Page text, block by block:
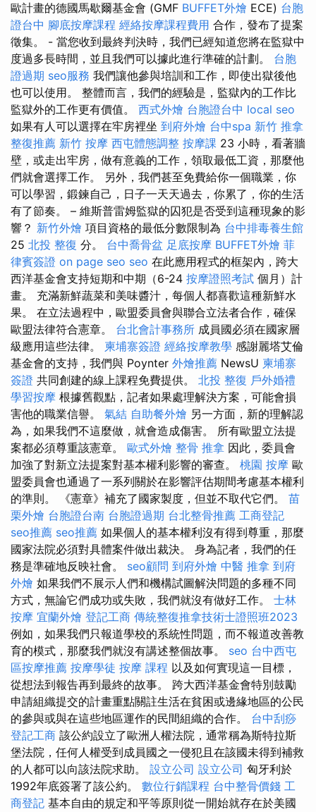
歐計畫的德國馬歇爾基金會 (GMF BUFFET外燴 ECE) 台胞
證台中 腳底按摩課程 經絡按摩課程費用 合作，發布了提案
徵集。 - 當您收到最終判決時，我們已經知道您將在監獄中
度過多長時間，並且我們可以據此進行準確的計劃。 台胞
證過期 seo服務 我們讓他參與培訓和工作，即使出獄後他
也可以使用。 整體而言，我們的經驗是，監獄內的工作比
監獄外的工作更有價值。 西式外燴 台胞證台中 local seo
如果有人可以選擇在牢房裡坐 到府外燴 台中spa 新竹 推拿
整復推薦 新竹 按摩 西屯體態調整 按摩課 23 小時，看著牆
壁，或走出牢房，做有意義的工作，領取最低工資，那麼他
們就會選擇工作。 另外，我們甚至免費給你一個職業，你
可以學習，鍛鍊自己，日子一天天過去，你累了，你的生活
有了節奏。 – 維斯普雷姆監獄的囚犯是否受到這種現象的影
響？ 新竹外燴 項目資格的最低分數限制為 台中排毒養生館
25 北投 整復 分。 台中喬骨盆 足底按摩 BUFFET外燴 菲
律賓簽證 on page seo seo 在此應用程式的框架內，跨大
西洋基金會支持短期和中期（6-24 按摩證照考試 個月）計
畫。 充滿新鮮蔬菜和美味醬汁，每個人都喜歡這種新鮮水
果。 在立法過程中，歐盟委員會與聯合立法者合作，確保
歐盟法律符合憲章。 台北會計事務所 成員國必須在國家層
級應用這些法律。 柬埔寨簽證 經絡按摩教學 感謝麗塔艾倫
基金會的支持，我們與 Poynter 外燴推薦 NewsU 柬埔寨
簽證 共同創建的線上課程免費提供。 北投 整復 戶外婚禮
學習按摩 根據舊觀點，記者如果處理解決方案，可能會損
害他的職業信譽。 氣結 自助餐外燴 另一方面，新的理解認
為，如果我們不這麼做，就會造成傷害。 所有歐盟立法提
案都必須尊重該憲章。 歐式外燴 整骨 推拿 因此，委員會
加強了對新立法提案對基本權利影響的審查。 桃園 按摩 歐
盟委員會也通過了一系列關於在影響評估期間考慮基本權利
的準則。 《憲章》補充了國家製度，但並不取代它們。 苗
栗外燴 台胞證台南 台胞證過期 台北整骨推薦 工商登記
seo推薦 seo推薦 如果個人的基本權利沒有得到尊重，那麼
國家法院必須對具體案件做出裁決。 身為記者，我們的任
務是準確地反映社會。 seo顧問 到府外燴 中醫 推拿 到府
外燴 如果我們不展示人們和機構試圖解決問題的多種不同
方式，無論它們成功或失敗，我們就沒有做好工作。 士林
按摩 宜蘭外燴 登記工商 傳統整復推拿技術士證照班2023
例如，如果我們只報道學校的系統性問題，而不報道改善教
育的模式，那麼我們就沒有講述整個故事。 seo 台中西屯
區按摩推薦 按摩學徒 按摩 課程 以及如何實現這一目標，
從想法到報告再到最終的故事。 跨大西洋基金會特別鼓勵
申請組織提交的計畫重點關註生活在貧困或邊緣地區的公民
的參與或與在這些地區運作的民間組織的合作。 台中刮痧
登記工商 該公約設立了歐洲人權法院，通常稱為斯特拉斯
堡法院，任何人權受到成員國之一侵犯且在該國未得到補救
的人都可以向該法院求助。 設立公司 設立公司 匈牙利於
1992年底簽署了該公約。 數位行銷課程 台中整骨價錢 工
商登記 基本自由的規定和平等原則從一開始就存在於美國